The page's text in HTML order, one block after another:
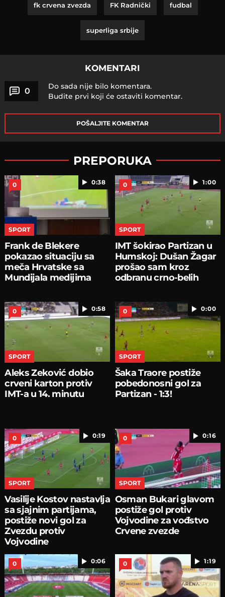
fk crvena zvezda FK Radnički fudbal
superliga srbije
KOMENTARI
0
Do sada nije bilo komentara.
Budite prvi koji će ostaviti komentar.
POŠALJITE KOMENTAR
PREPORUKA
0:38
0
SPORT
Frank de Blekere
pokazao situaciju sa
meča Hrvatske sa
Mundijala medijima
1:00
0
SPORT
IMT šokirao Partizan u
Humskoj: Dušan Žagar
prošao sam kroz
odbranu crno-belih
0:58
0
SPORT
Aleks Zeković dobio
crveni karton protiv
IMT-a u 14. minutu
0:00
0
SPORT
Šaka Traore postiže
pobedonosni gol za
Partizan - 1:3!
0:19
0
SPORT
Vasilije Kostov nastavlja
sa sjajnim partijama,
postiže novi gol za
Zvezdu protiv
Vojvodine
0:16
0
SPORT
Osman Bukari glavom
postiže gol protiv
Vojvodine za vođstvo
Crvene zvezde
0:06
0 1:19
0